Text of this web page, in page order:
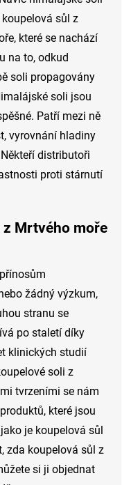
sůl z
které se nachází
na to, odkud
soli propagovány
soli jsou
Patří mezi ně
vyrovnání hladiny
distributoři
proti stárnutí
Mrtvého moře
žádný výzkum,
stranu se
po staletí díky
klinických studií
soli z
tvrzeními se nám
které jsou
je koupelová sůl
zda koupelová sůl z
si ji objednat